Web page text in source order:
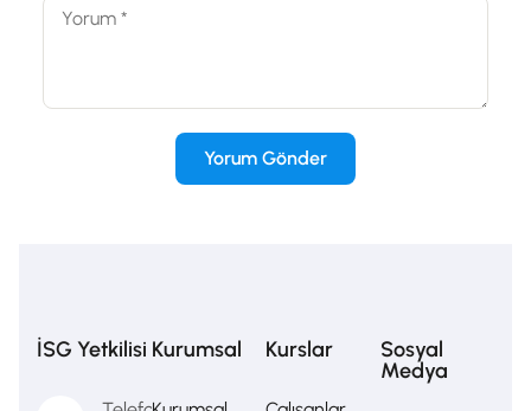
İSG Yetkilisi Kurumsal Kurslar
Sosyal
Medya